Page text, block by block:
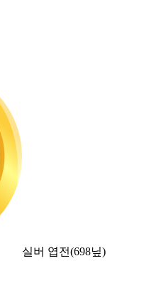
실버 엽전(698닢)